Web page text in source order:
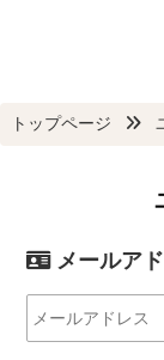
トップページ ユ
メールア